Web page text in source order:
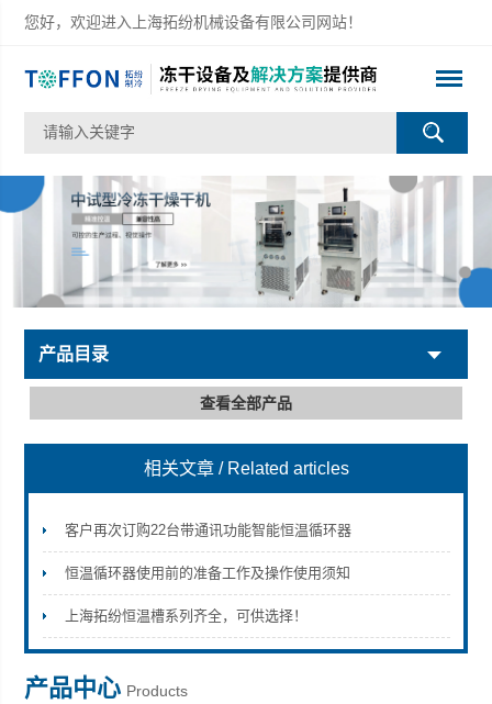
您好，欢迎进入上海拓纷机械设备有限公司网站！
上海拓纷机械设备有限公司
产品目录
查看全部产品
相关文章 / Related articles
客户再次订购22台带通讯功能智能恒温循环器
恒温循环器使用前的准备工作及操作使用须知
上海拓纷恒温槽系列齐全，可供选择！
产品中心 Products